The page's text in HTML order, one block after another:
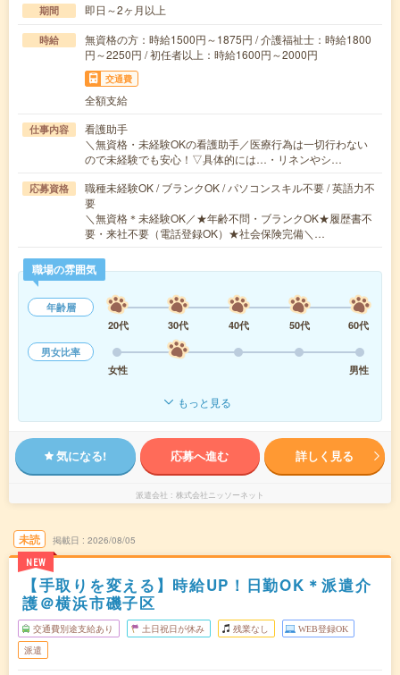
期間 即日～2ヶ月以上
時給
無資格の方：時給1500円～1875円 / 介護福祉士：時給1800
円～2250円 / 初任者以上：時給1600円～2000円
交通費
全額支給
仕事内容
看護助手
＼無資格・未経験OKの看護助手／医療行為は一切行わない
ので未経験でも安心！▽具体的には…・リネンやシ…
応募資格
職種未経験OK / ブランクOK / パソコンスキル不要 / 英語力不
要
＼無資格＊未経験OK／★年齢不問・ブランクOK★履歴書不
要・来社不要（電話登録OK）★社会保険完備＼…
職場の雰囲気
年齢層
20代
30代 40代 50代
60代
男女比率
女性
男性
もっと見る
気になる! 応募へ進む 詳しく見る
派遣会社 株式会社ニッソーネット
未読
NEW
掲載日 2026/08/05
【手取りを変える】時給UP！日勤OK＊派遣介
護＠横浜市磯子区
交通費別途支給あり 土日祝日が休み 残業なし WEB登録OK
派遣